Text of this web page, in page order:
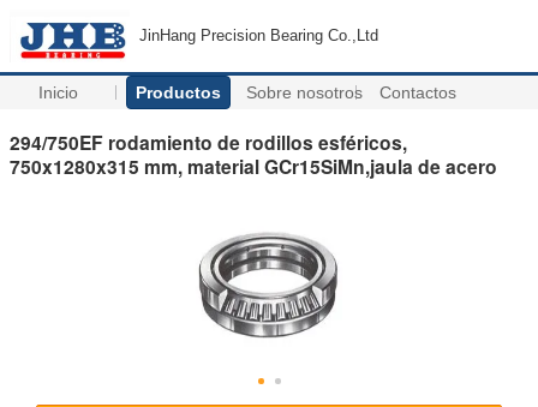
JinHang Precision Bearing Co.,Ltd
Inicio Productos Sobre nosotros Contactos
294/750EF rodamiento de rodillos esféricos,
750x1280x315 mm, material GCr15SiMn,jaula de acero